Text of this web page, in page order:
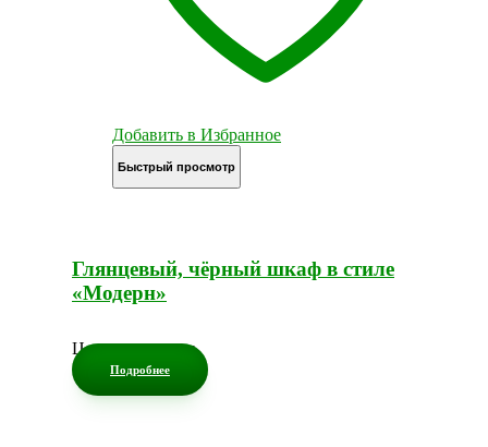
Добавить в Избранное
Быстрый просмотр
Глянцевый, чёрный шкаф в стиле
«Модерн»
Цена по запросу
Подробнее